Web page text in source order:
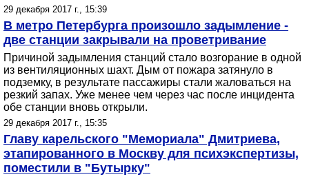
29 декабря 2017 г., 15:39
В метро Петербурга произошло задымление -
две станции закрывали на проветривание
Причиной задымления станций стало возгорание в одной
из вентиляционных шахт. Дым от пожара затянуло в
подземку, в результате пассажиры стали жаловаться на
резкий запах. Уже менее чем через час после инцидента
обе станции вновь открыли.
29 декабря 2017 г., 15:35
Главу карельского "Мемориала" Дмитриева,
этапированного в Москву для психэкспертизы,
поместили в "Бутырку"